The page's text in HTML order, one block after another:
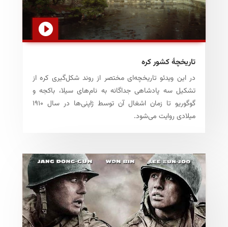
تاریخچهٔ کشور کره
در این ویدئو تاریخچه‌ای مختصر از روند شکل‌گیری کره از
تشکیل سه پادشاهی‌ جداگانه به نام‌های سیلا، باکجه و
گوگوریو تا زمان اشغال آن توسط ژاپنی‌ها در سال ۱۹۱۰
میلادی روایت می‌شود.